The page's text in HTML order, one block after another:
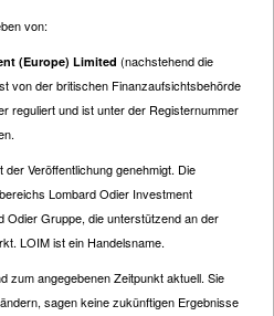
von:
(Europe) Limited (nachstehend die
von der britischen Finanzaufsichtsbehörde
reguliert und ist unter der Registernummer
Veröffentlichung genehmigt. Die
Lombard Odier Investment
Odier Gruppe, die unterstützend an der
LOIM ist ein Handelsname.
zum angegebenen Zeitpunkt aktuell. Sie
sagen keine zukünftigen Ergebnisse